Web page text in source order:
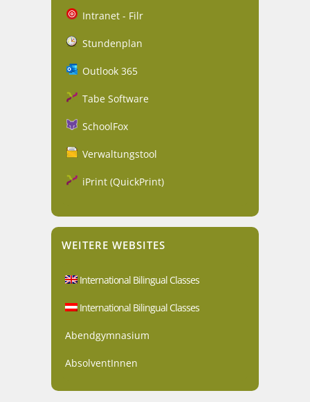
Intranet - Filr
Stundenplan
Outlook 365
Tabe Software
SchoolFox
Verwaltungstool
iPrint (QuickPrint)
WEITERE WEBSITES
International Bilingual Classes
International Bilingual Classes
Abendgymnasium
AbsolventInnen